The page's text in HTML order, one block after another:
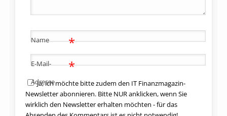
Name *
E-Mail-
Adresse
*
Ja, ich möchte bitte zudem den IT Finanzmagazin-
Newsletter abonnieren. Bitte NUR anklicken, wenn Sie
wirklich den Newsletter erhalten möchten - für das